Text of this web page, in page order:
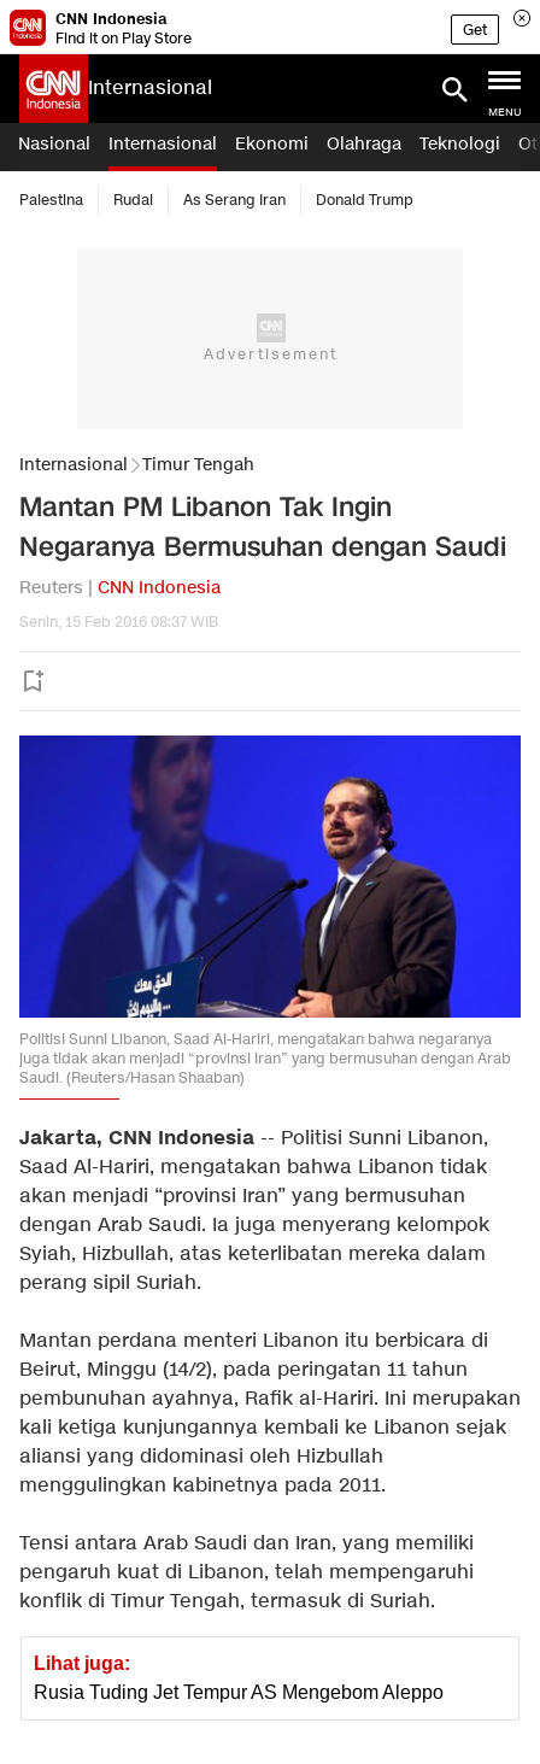
CNN Indonesia
Find it on Play Store
Get
Internasional
MENU
Nasional Internasional Ekonomi Olahraga Teknologi
Palestina Rudal As Serang Iran Donald Trump
Internasional Timur Tengah
Mantan PM Libanon Tak Ingin
Negaranya Bermusuhan dengan Saudi
Reuters | CNN Indonesia
Senin, 15 Feb 2016 08:37 WIB
Politisi Sunni Libanon, Saad Al-Hariri, mengatakan bahwa negaranya
juga tidak akan menjadi “provinsi Iran” yang bermusuhan dengan Arab
Saudi. (Reuters/Hasan Shaaban)
Jakarta, CNN Indonesia -- Politisi Sunni Libanon,
Saad Al-Hariri, mengatakan bahwa Libanon tidak
akan menjadi “provinsi Iran” yang bermusuhan
dengan Arab Saudi. Ia juga menyerang kelompok
Syiah, Hizbullah, atas keterlibatan mereka dalam
perang sipil Suriah.
Mantan perdana menteri Libanon itu berbicara di
Beirut, Minggu (14/2), pada peringatan 11 tahun
pembunuhan ayahnya, Rafik al-Hariri. Ini merupakan
kali ketiga kunjungannya kembali ke Libanon sejak
aliansi yang didominasi oleh Hizbullah
menggulingkan kabinetnya pada 2011.
Tensi antara Arab Saudi dan Iran, yang memiliki
pengaruh kuat di Libanon, telah mempengaruhi
konflik di Timur Tengah, termasuk di Suriah.
Lihat juga:
Rusia Tuding Jet Tempur AS Mengebom Aleppo